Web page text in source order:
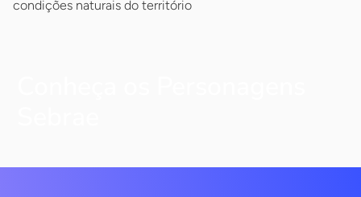
condições naturais do território